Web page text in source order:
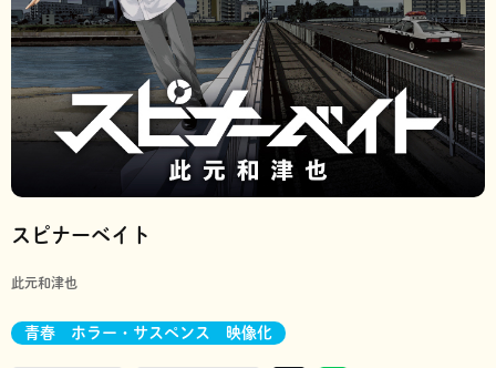
スピナーベイト
此元和津也
青春 ホラー・サスペンス 映像化